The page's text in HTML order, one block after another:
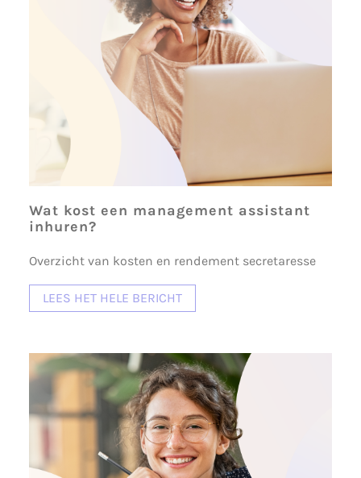
Wat kost een management assistant
inhuren?
Overzicht van kosten en rendement secretaresse
LEES HET HELE BERICHT